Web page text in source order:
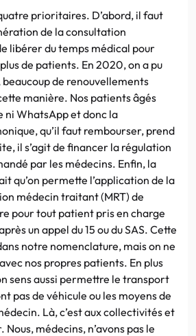
prioritaires. D’abord, il faut
de la consultation
libérer du temps médical pour
de patients. En 2020, on a pu
de renouvellements
manière. Nos patients âgés
ni WhatsApp et donc la
qu’il faut rembourser, prend
il s’agit de financer la régulation
par les médecins. Enfin, la
qu’on permette l’application de la
médecin traitant (MRT) de
pour tout patient pris en charge
un appel du 15 ou du SAS. Cette
notre nomenclature, mais on ne
nos propres patients. En plus
sens aussi permettre le transport
pas de véhicule ou les moyens de
Là, c’est aux collectivités et
Nous, médecins, n’avons pas le